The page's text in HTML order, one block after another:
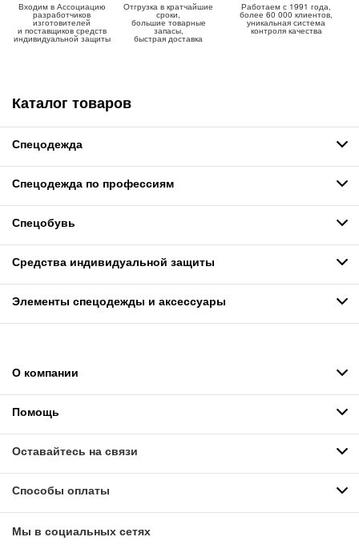
Входим в Ассоциацию
разработчиков
изготовителей
и поставщиков средств
индивидуальной защиты
Отгрузка в кратчайшие
сроки,
большие товарные
запасы,
быстрая доставка
Работаем с 1991 года,
более 60 000 клиентов,
уникальная система
контроля качества
Каталог товаров
Спецодежда
Спецодежда по профессиям
Спецобувь
Средства индивидуальной защиты
Элементы спецодежды и аксессуары
О компании
Помощь
Оставайтесь на связи
Способы оплаты
Мы в социальных сетях